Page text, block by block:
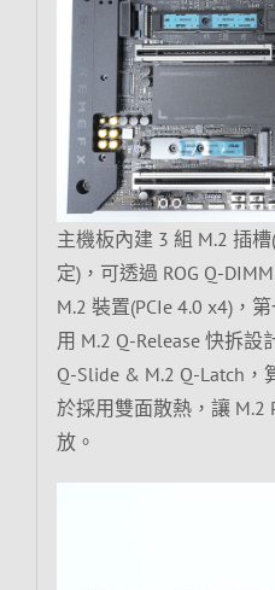
主機板內建 3 組 M.2 插槽
定)，可透過 ROG Q-
M.2 裝置(PCIe 4.0 x4)，
用 M.2 Q-Release 快拆
Q-Slide & M.2 Q-Latch
於採用雙面散熱，讓 M.2
放。